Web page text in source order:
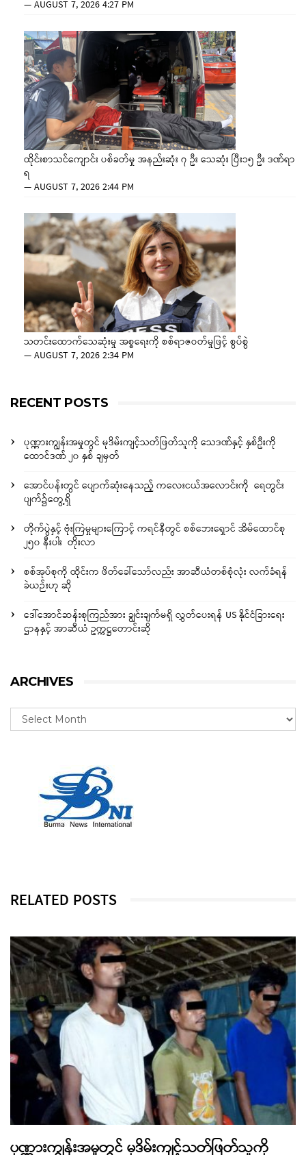
—AUGUST 7, 2026 4:27 PM
ထိုင်းစာသင်ကျောင်း ပစ်ခတ်မှု အနည်းဆုံး ၇ ဦး သေဆုံး ပြီး၁၅ ဦး ဒဏ်ရာ
ရ
—AUGUST 7, 2026 2:44 PM
သတင်းထောက်သေဆုံးမှု အစ္စရေးကို စစ်ရာဇဝတ်မှုဖြင့် စွပ်စွဲ
—AUGUST 7, 2026 2:34 PM
RECENT POSTS
ပုဏ္ဏားကျွန်းအမှုတွင် မုဒိမ်းကျင့်သတ်ဖြတ်သူကို သေဒဏ်နှင့် နှစ်ဦးကို
ထောင်ဒဏ် ၂၀ နှစ် ချမှတ်
အောင်ပန်းတွင် ပျောက်ဆုံးနေသည့် ကလေးငယ်အလောင်းကို ရေတွင်း
ပျက်၌တွေ့ရှိ
တိုက်ပွဲနှင့် ဗုံးကြဲမှုများကြောင့် ကရင်နီတွင် စစ်ဘေးရှောင် အိမ်ထောင်စု
၂၅၀ နီးပါး တိုးလာ
စစ်အုပ်စုကို ထိုင်းက ဖိတ်ခေါ်သော်လည်း အာဆီယံတစ်စုံလုံး လက်ခံရန်
ခဲယဉ်းဟု ဆို
ဒေါ်အောင်ဆန်းစုကြည်အား ချွင်းချက်မရှိ လွှတ်ပေးရန် US နိုင်ငံခြားရေး
ဌာနနှင့် အာဆီယံ ဥက္ကဋ္ဌတောင်းဆို
ARCHIVES
RELATED POSTS
ပုဏ္ဏားကျွန်းအမှုတွင် မုဒိမ်းကျင့်သတ်ဖြတ်သူကို